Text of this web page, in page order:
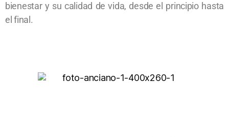
bienestar y su calidad de vida, desde el principio hasta
el final.